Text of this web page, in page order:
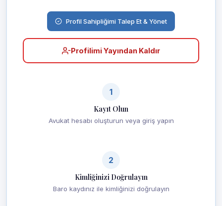
Profil Sahipliğimi Talep Et & Yönet
Profilimi Yayından Kaldır
1
Kayıt Olun
Avukat hesabı oluşturun veya giriş yapın
2
Kimliğinizi Doğrulayın
Baro kaydınız ile kimliğinizi doğrulayın